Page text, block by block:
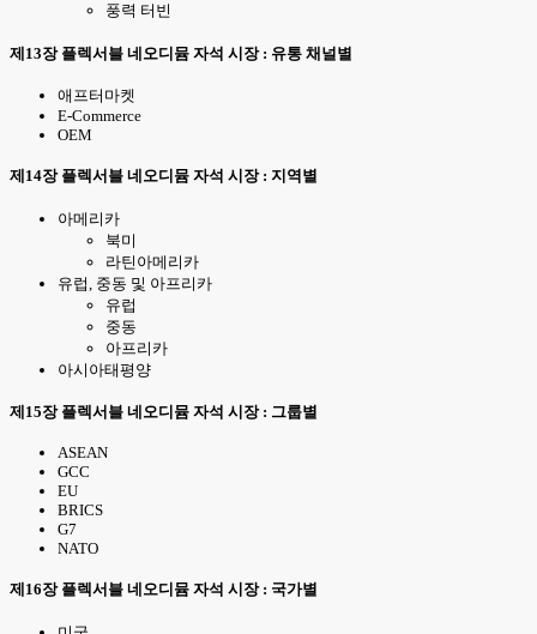
풍력 터빈
제13장 플렉서블 네오디뮴 자석 시장 : 유통 채널별
애프터마켓
E-Commerce
OEM
제14장 플렉서블 네오디뮴 자석 시장 : 지역별
아메리카
북미
라틴아메리카
유럽, 중동 및 아프리카
유럽
중동
아프리카
아시아태평양
제15장 플렉서블 네오디뮴 자석 시장 : 그룹별
ASEAN
GCC
EU
BRICS
G7
NATO
제16장 플렉서블 네오디뮴 자석 시장 : 국가별